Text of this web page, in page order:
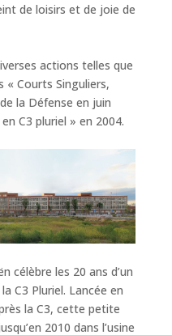
de loisirs et de joie de
actions telles que
Courts Singuliers,
la Défense en juin
C3 pluriel » en 2004.
célèbre les 20 ans d’un
C3 Pluriel. Lancée en
la C3, cette petite
2010 dans l’usine